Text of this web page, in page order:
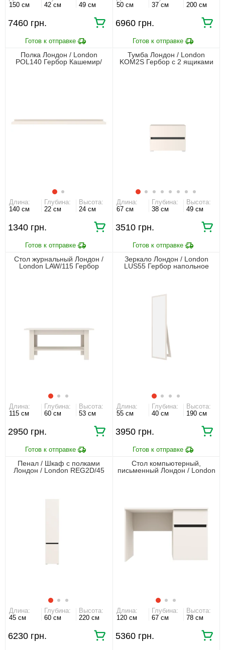
150 см
42 см
49 см
7460 грн.
50 см
37 см
200 см
6960 грн.
Полка Лондон / London
POL140 Гербор Кашемир/
Длина:
140 см
Глубина:
22 см
Высота:
24 см
1340 грн.
Тумба Лондон / London
KOM2S Гербор с 2 ящиками
Длина:
67 см
Глубина:
38 см
Высота:
49 см
3510 грн.
Стол журнальный Лондон /
London LAW/115 Гербор
Длина:
115 см
Глубина:
60 см
Высота:
53 см
2950 грн.
Зеркало Лондон / London
LUS55 Гербор напольное
Длина:
55 см
Глубина:
40 см
Высота:
190 см
3950 грн.
Пенал / Шкаф с полками
Лондон / London REG2D/45
Длина:
45 см
Глубина:
60 см
Высота:
220 см
6230 грн.
Стол компьютерный,
письменный Лондон / London
Длина:
120 см
Глубина:
67 см
Высота:
78 см
5360 грн.